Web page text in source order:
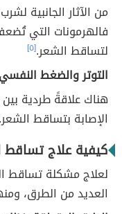
من الآثار الجانبية لشرب
فالهرمونات التي
لتساقط الشعر.[٥]
التوتر والضغط النفسي
هناك علاقةً طردية
الإصابة بتساقط الشعر.
كيفية علاج تساقط
لعلاج مشكلة تساقط
العديد من الطرق،